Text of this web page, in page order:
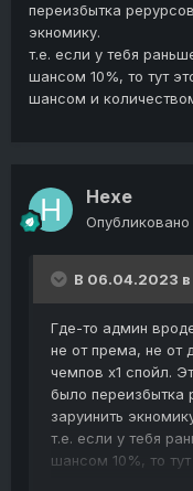
переизбытка
экномику.
т.е. если у тебя
шансом 10%, то тут
шансом и
Hexe
Опубликовано
В 06.04.2023 в
Где-то админ
не от према, не от
чемпов х1 спойл.
было переизбытка
заруинить
т.е. если у тебя
шансом 10%, то